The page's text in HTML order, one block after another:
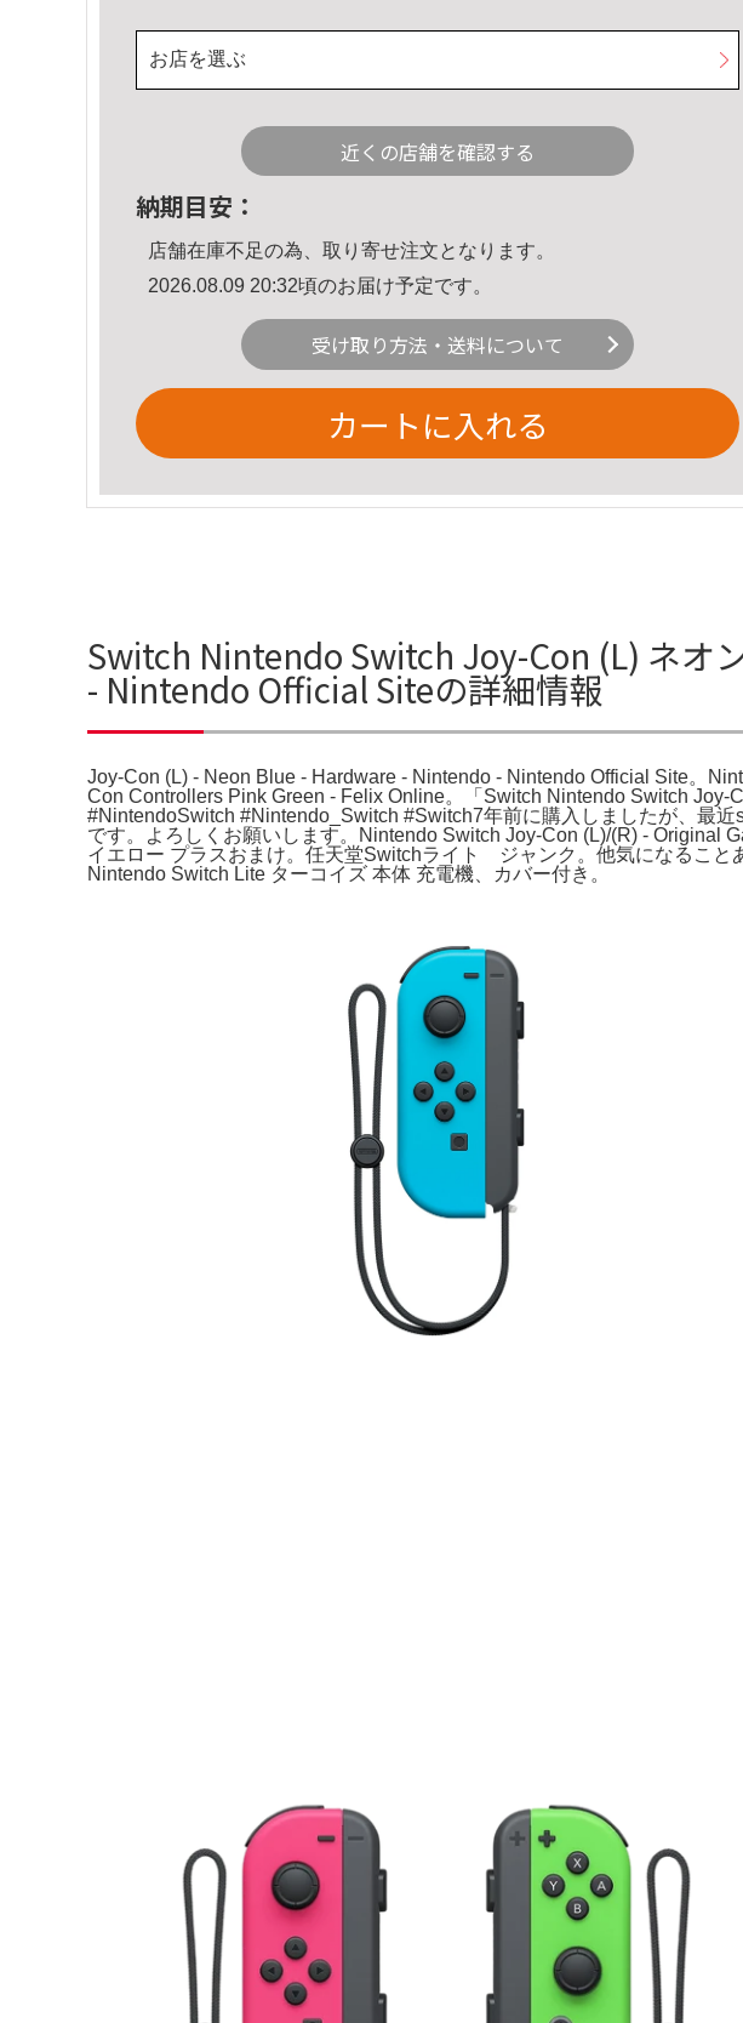
お店を選ぶ
近くの店舗を確認する
納期目安：
店舗在庫不足の為、取り寄せ注文となります。
2026.08.09 20:32頃のお届け予定です。
受け取り方法・送料について
カートに入れる
Switch Nintendo Switch Joy-Con (L) ネオ
- Nintendo Official Siteの詳細情報
Joy-Con (L) - Neon Blue - Hardware - Nintendo - Nintendo Official Site。
Con Controllers Pink Green - Felix Online。「Switch Nintendo Switch
#NintendoSwitch #Nintendo_Switch #Switch7年前に購入しましたが、最
です。よろしくお願いします。Nintendo Switch Joy-Con (L)/(R) - Original
イエロー プラスおまけ。任天堂Switchライト ジャンク。他気になること
Nintendo Switch Lite ターコイズ 本体 充電機、カバー付き。